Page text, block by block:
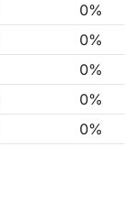
0%
0%
0%
0%
0%